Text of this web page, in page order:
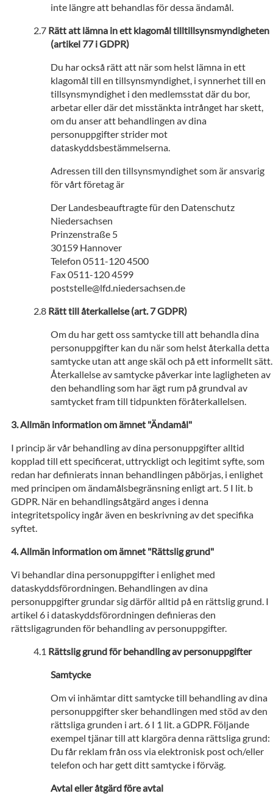
inte längre att behandlas för dessa ändamål.
Rätt att lämna in ett klagomål tilltillsynsmyndigheten
(artikel 77 i GDPR)
Du har också rätt att när som helst lämna in ett
klagomål till en tillsynsmyndighet, i synnerhet till en
tillsynsmyndighet i den medlemsstat där du bor,
arbetar eller där det misstänkta intrånget har skett,
om du anser att behandlingen av dina
personuppgifter strider mot
dataskyddsbestämmelserna.
Adressen till den tillsynsmyndighet som är ansvarig
för vårt företag är
Der Landesbeauftragte für den Datenschutz
Niedersachsen
Prinzenstraße 5
30159 Hannover
Telefon 0511-120 4500
Fax 0511-120 4599
poststelle@lfd.niedersachsen.de
Rätt till återkallelse (art. 7 GDPR)
Om du har gett oss samtycke till att behandla dina
personuppgifter kan du när som helst återkalla detta
samtycke utan att ange skäl och på ett informellt sätt.
Återkallelse av samtycke påverkar inte lagligheten av
den behandling som har ägt rum på grundval av
samtycket fram till tidpunkten föråterkallelsen.
Allmän information om ämnet "Ändamål"
I princip är vår behandling av dina personuppgifter alltid
kopplad till ett specificerat, uttryckligt och legitimt syfte, som
redan har definierats innan behandlingen påbörjas, i enlighet
med principen om ändamålsbegränsning enligt art. 5 I lit. b
GDPR. När en behandlingsåtgärd anges i denna
integritetspolicy ingår även en beskrivning av det specifika
syftet.
Allmän information om ämnet "Rättslig grund"
Vi behandlar dina personuppgifter i enlighet med
dataskyddsförordningen. Behandlingen av dina
personuppgifter grundar sig därför alltid på en rättslig grund. I
artikel 6 i dataskyddsförordningen definieras den
rättsligagrunden för behandling av personuppgifter.
Rättslig grund för behandling av personuppgifter
Samtycke
Om vi inhämtar ditt samtycke till behandling av dina
personuppgifter sker behandlingen med stöd av den
rättsliga grunden i art. 6 I 1 lit. a GDPR. Följande
exempel tjänar till att klargöra denna rättsliga grund:
Du får reklam från oss via elektronisk post och/eller
telefon och har gett ditt samtycke i förväg.
Avtal eller åtgärd före avtal